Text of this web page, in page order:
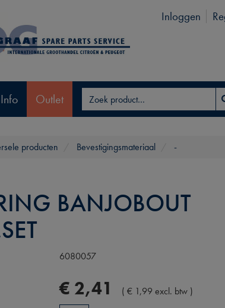
Inloggen
Outlet
producten Bevestigingsmateriaal -
BANJOBOUT
6080057
€ 2,41 (€ 1,99 excl. btw )